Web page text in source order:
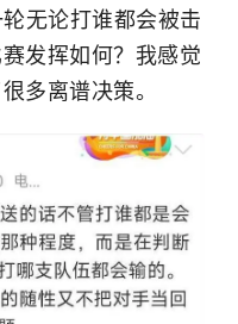
无论打谁都会被击
发挥如何？我感觉
多离谱决策。